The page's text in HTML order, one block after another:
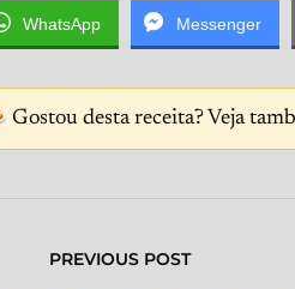
WhatsApp Messenger
Gostou desta receita? Veja
PREVIOUS POST